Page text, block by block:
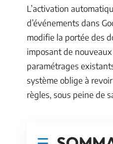
L’activation
d’événements dans
modifie la portée des
imposant de
paramétrages
système oblige à
règles, sous peine de